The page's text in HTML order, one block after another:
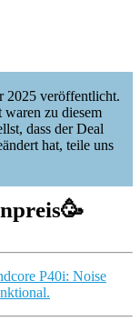
2025 veröffentlicht.
zu diesem
dass der Deal
hat, teile uns
🥳